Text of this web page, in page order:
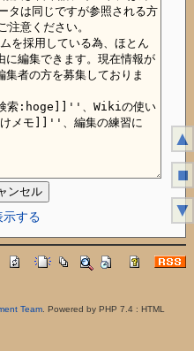
示する
Team. Powered by PHP 7.4 : HTML
▲
■
▼